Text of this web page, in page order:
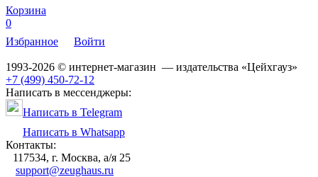
Корзина
0
Избранное
Войти
1993-2026 © интернет-магазин — издательства «Цейхгауз»
+7 (499) 450-72-12
Написать в мессенджеры:
Написать в Telegram
Написать в Whatsapp
Контакты:
117534, г. Москва, а/я 25
support@zeughaus.ru